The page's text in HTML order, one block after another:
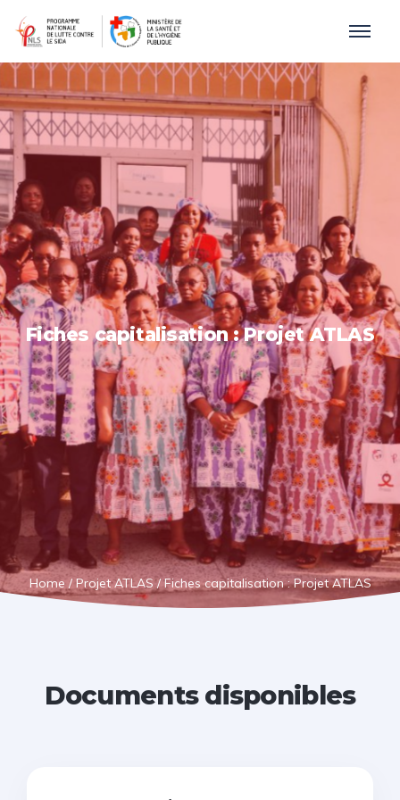
Home / Projet ATLAS /Fiches capitalisation : Projet ATLAS
Fiches capitalisation : Projet ATLAS
Documents disponibles